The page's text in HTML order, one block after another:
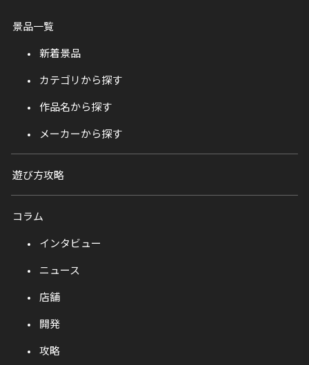
景品一覧
新着景品
カテゴリから探す
作品名から探す
メーカーから探す
遊び方攻略
コラム
インタビュー
ニュース
店舗
開発
攻略